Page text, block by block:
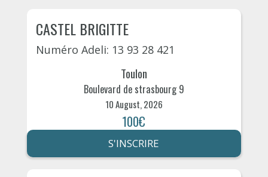
CASTEL BRIGITTE
Numéro Adeli: 13 93 28 421
Toulon
Boulevard de strasbourg 9
10 August, 2026
100€
S'INSCRIRE